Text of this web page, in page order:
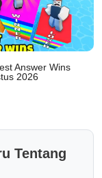
Answer Wins
2026
Tentang